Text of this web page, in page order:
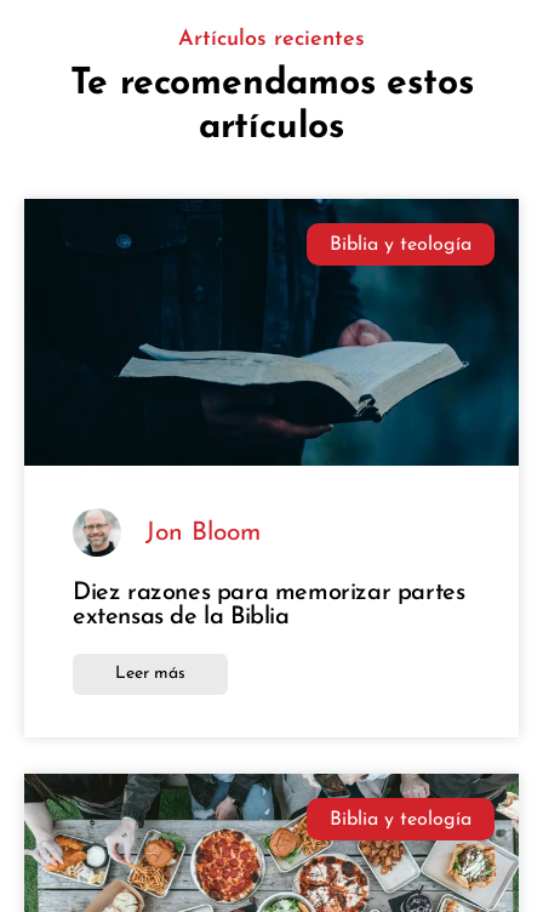
Artículos recientes
Te recomendamos estos
artículos
Biblia y teología
Jon Bloom
Diez razones para memorizar partes
extensas de la Biblia
Leer más
Biblia y teología